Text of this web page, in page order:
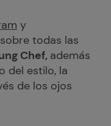
y
todas las
Chef, además
del estilo, la
de los ojos